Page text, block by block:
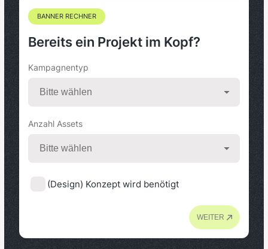
BANNER RECHNER
Bereits ein Projekt im Kopf?
Kampagnentyp
Anzahl Assets
(Design) Konzept wird benötigt
WEITER